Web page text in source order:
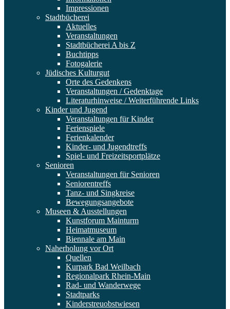
Impressionen
Stadtbücherei
Aktuelles
Veranstaltungen
Stadtbücherei A bis Z
Buchtipps
Fotogalerie
Jüdisches Kulturgut
Orte des Gedenkens
Veranstaltungen / Gedenktage
Literaturhinweise / Weiterführende Links
Kinder und Jugend
Veranstaltungen für Kinder
Ferienspiele
Ferienkalender
Kinder- und Jugendtreffs
Spiel- und Freizeitsportplätze
Senioren
Veranstaltungen für Senioren
Seniorentreffs
Tanz- und Singkreise
Bewegungsangebote
Museen & Ausstellungen
Kunstforum Mainturm
Heimatmuseum
Biennale am Main
Naherholung vor Ort
Quellen
Kurpark Bad Weilbach
Regionalpark Rhein-Main
Rad- und Wanderwege
Stadtparks
Kinderstreuobstwiesen